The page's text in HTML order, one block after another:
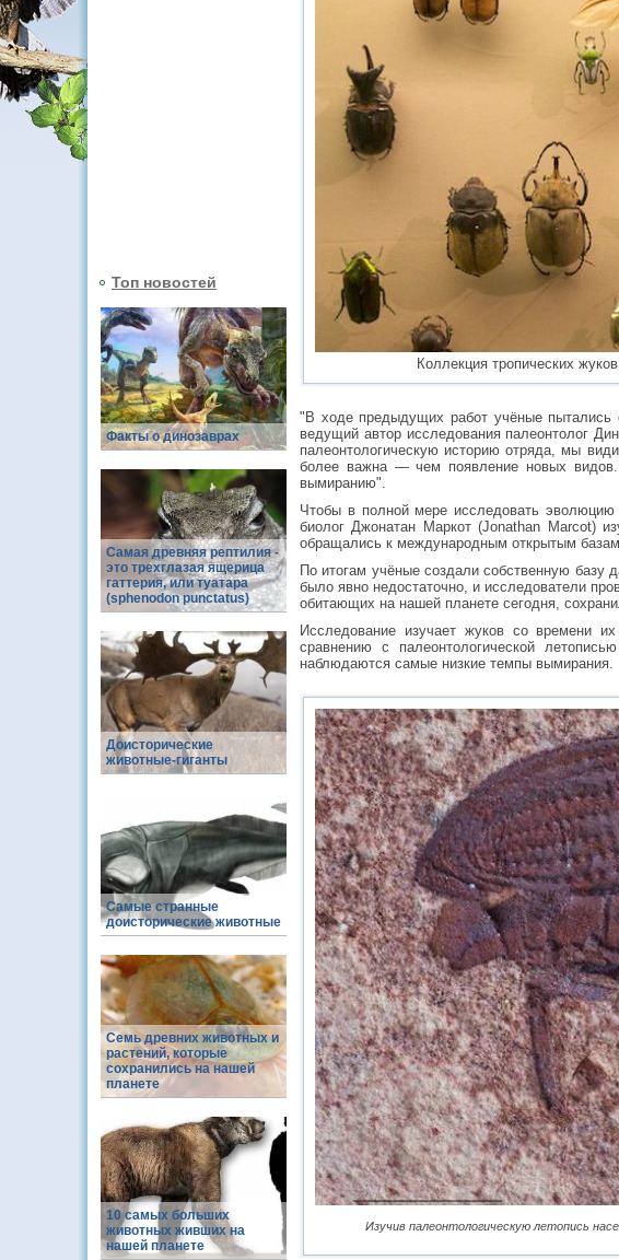
Топ новостей
Факты о динозаврах
Самая древняя рептилия -
это трехглазая ящерица
гаттерия, или туатара
(sphenodon punctatus)
Доисторические
животные-гиганты
Самые странные
доисторические животные
Семь древних животных и
растений, которые
сохранились на нашей
планете
10 самых больших
животных живших на
нашей планете
Коллекция тропических
"В ходе предыдущих работ учёные пытались
ведущий автор исследования палеонтолог
палеонтологическую историю отряда, мы
более важна — чем появление новых видов.
вымиранию".
Чтобы в полной мере исследовать эволюцию
биолог Джонатан Маркот (Jonathan Marcot)
обращались к международным открытым
По итогам учёные создали собственную
было явно недостаточно, и исследователи
обитающих на нашей планете сегодня,
Исследование изучает жуков со времени
сравнению с палеонтологической
наблюдаются самые низкие темпы вымирания.
Изучив палеонтологическую летопись